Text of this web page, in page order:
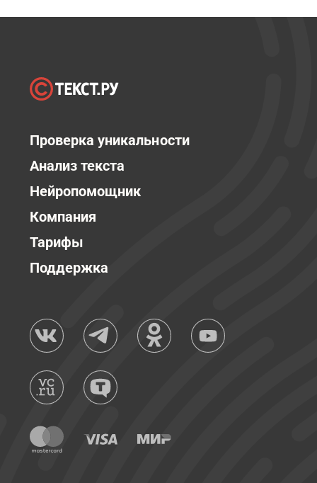
Проверка уникальности
Анализ текста
Нейропомощник
Компания
Тарифы
Поддержка